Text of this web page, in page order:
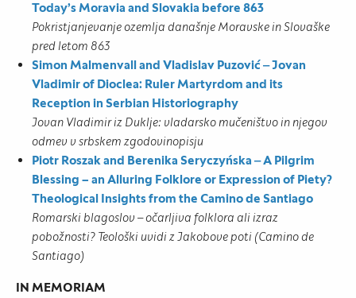
Today’s Moravia and Slovakia before 863
Pokristjanjevanje ozemlja današnje Moravske in Slovaške
pred letom 863
Simon Malmenvall and Vladislav Puzović ‒ Jovan
Vladimir of Dioclea: Ruler Martyrdom and its
Reception in Serbian Historiography
Jovan Vladimir iz Duklje: vladarsko mučeništvo in njegov
odmev v srbskem zgodovinopisju
Piotr Roszak and Berenika Seryczyńska ‒ A Pilgrim
Blessing – an Alluring Folklore or Expression of Piety?
Theological Insights from the Camino de Santiago
Romarski blagoslov – očarljiva folklora ali izraz
pobožnosti? Teološki uvidi z Jakobove poti (Camino de
Santiago)
IN MEMORIAM